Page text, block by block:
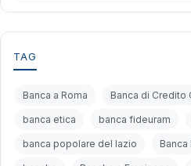
TAG
Banca a Roma Banca di Credito
banca etica banca fideuram
banca popolare del lazio